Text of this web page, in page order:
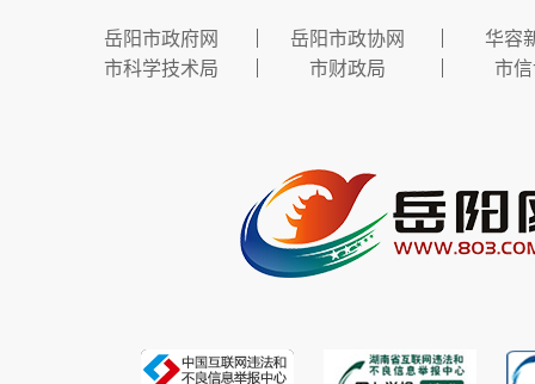
岳阳市政府网 岳阳市政协网
华容
市科学技术局
市财政局 市